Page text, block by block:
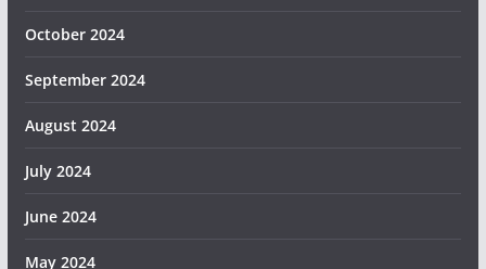
October 2024
September 2024
August 2024
July 2024
June 2024
May 2024